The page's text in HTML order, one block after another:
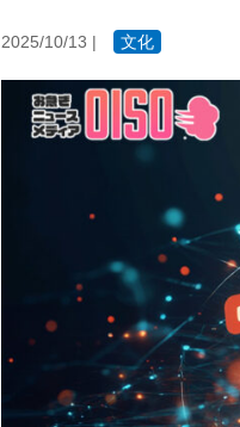
2025/10/13 | 文化